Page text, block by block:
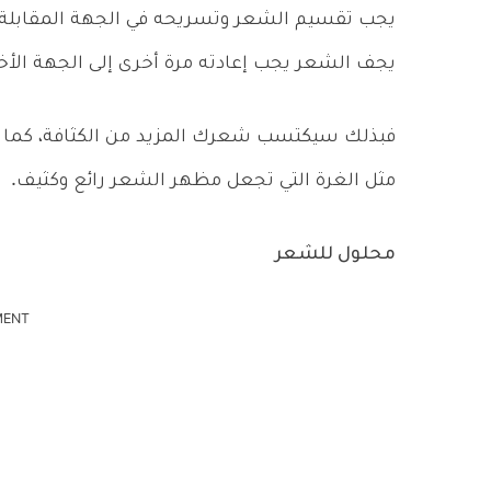
يجب تقسيم الشعر وتسريحه في الجهة
يجف الشعر يجب إعادته مرة أخرى إلى الجهة
فبذلك سيكتسب شعرك المزيد من الكثافة،
مثل الغرة التي تجعل مظهر الشعر رائع وكثيف.
محلول للشعر